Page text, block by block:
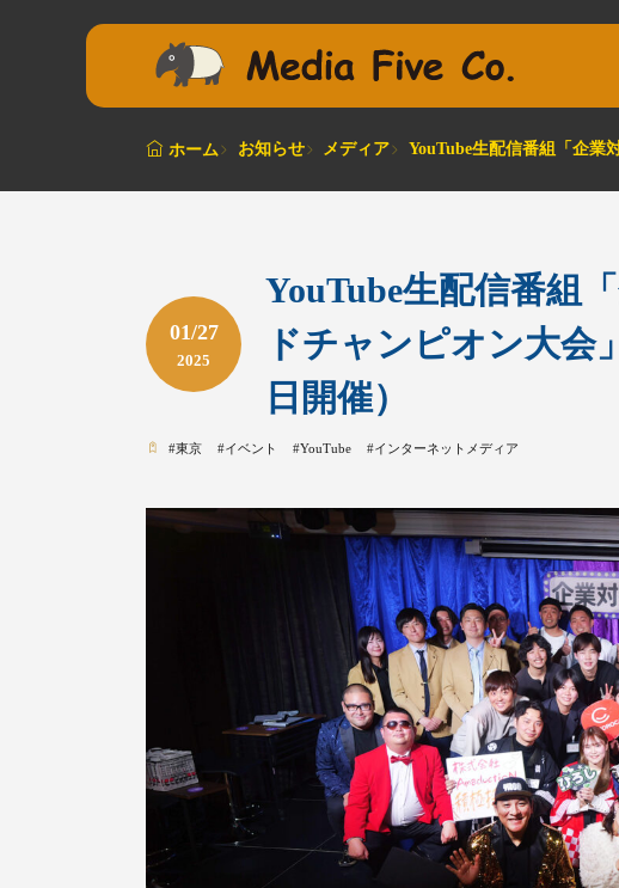
ホーム お知らせ メディア YouTube生配信番組「企業
01/27
2025
YouTube生配信番組
ドチャンピオン大会
日開催）
#東京 #イベント #YouTube #インターネットメディア